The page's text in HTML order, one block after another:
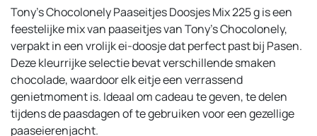
Tony’s Chocolonely Paaseitjes Doosjes Mix 225 g is een
feestelijke mix van paaseitjes van Tony's Chocolonely,
verpakt in een vrolijk ei-doosje dat perfect past bij Pasen.
Deze kleurrijke selectie bevat verschillende smaken
chocolade, waardoor elk eitje een verrassend
genietmoment is. Ideaal om cadeau te geven, te delen
tijdens de paasdagen of te gebruiken voor een gezellige
paaseierenjacht.